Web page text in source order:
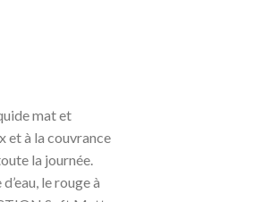
mat et
et à la couvrance
la journée.
le rouge à